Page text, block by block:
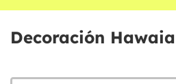
Decoración